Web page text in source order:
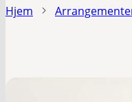
Hjem